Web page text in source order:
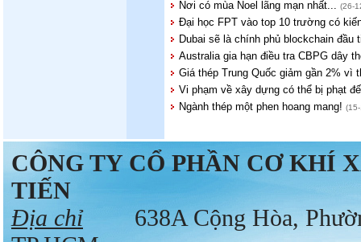
Nơi có mùa Noel lãng mạn nhất... (26-
Đại học FPT vào top 10 trường có
Dubai sẽ là chính phủ blockchain đầu
Australia gia hạn điều tra CBPG dây
Giá thép Trung Quốc giảm gần 2% vì
Vi phạm về xây dựng có thể bị phạt
Ngành thép một phen hoang mang!
CÔNG TY CỔ PHẦN CƠ KHÍ
TIẾN
Địa chỉ
638A Cộng Hòa,